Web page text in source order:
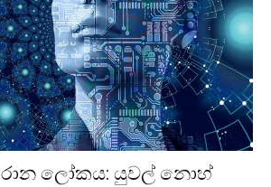
ලෝකය: යුවල් ‌නොහ්